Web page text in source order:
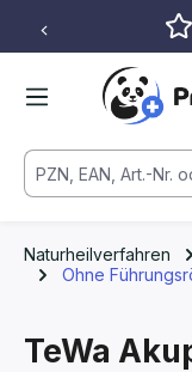
Zum Hauptinhalt
Naturheilverfahren
Ohne
TeWa